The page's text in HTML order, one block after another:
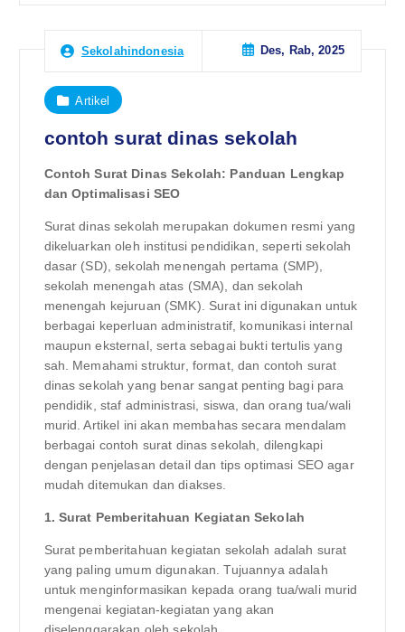
Sekolahindonesia Des, Rab, 2025
Artikel
contoh surat dinas sekolah
Contoh Surat Dinas Sekolah: Panduan Lengkap
dan Optimalisasi SEO
Surat dinas sekolah merupakan dokumen resmi yang
dikeluarkan oleh institusi pendidikan, seperti sekolah
dasar (SD), sekolah menengah pertama (SMP),
sekolah menengah atas (SMA), dan sekolah
menengah kejuruan (SMK). Surat ini digunakan untuk
berbagai keperluan administratif, komunikasi internal
maupun eksternal, serta sebagai bukti tertulis yang
sah. Memahami struktur, format, dan contoh surat
dinas sekolah yang benar sangat penting bagi para
pendidik, staf administrasi, siswa, dan orang tua/wali
murid. Artikel ini akan membahas secara mendalam
berbagai contoh surat dinas sekolah, dilengkapi
dengan penjelasan detail dan tips optimasi SEO agar
mudah ditemukan dan diakses.
1. Surat Pemberitahuan Kegiatan Sekolah
Surat pemberitahuan kegiatan sekolah adalah surat
yang paling umum digunakan. Tujuannya adalah
untuk menginformasikan kepada orang tua/wali murid
mengenai kegiatan-kegiatan yang akan